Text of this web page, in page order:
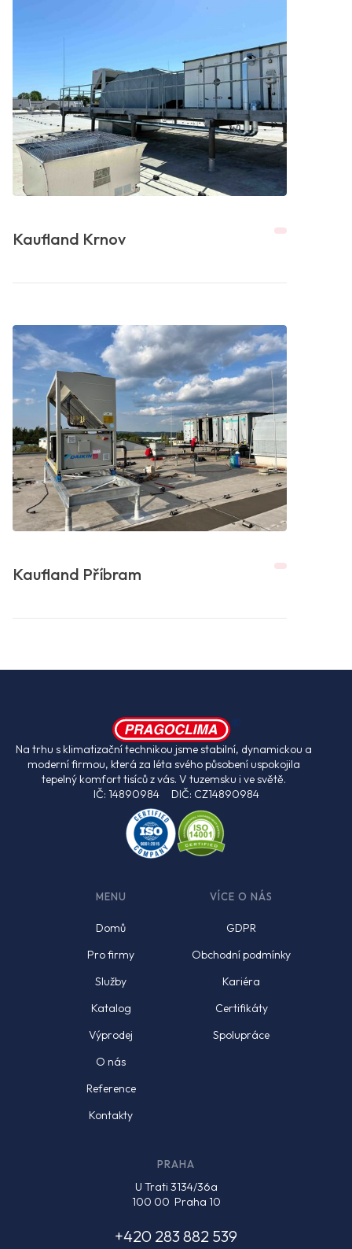
Kaufland Krnov
Kaufland Příbram
Na trhu s klimatizační technikou jsme stabilní, dynamickou a
moderní firmou, která za léta svého působení uspokojila
tepelný komfort tisíců z vás. V tuzemsku i ve světě.
IČ: 14890984 DIČ: CZ14890984
MENU
Domů
Pro firmy
Služby
Katalog
Výprodej
O nás
Reference
Kontakty
VÍCE O NÁS
GDPR
Obchodní podmínky
Kariéra
Certifikáty
Spolupráce
PRAHA
U Trati 3134/36a
100 00 Praha 10
+420 283 882 539